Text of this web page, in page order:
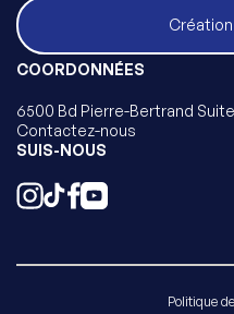
COORDONNÉES
6500 Bd Pierre-Bertrand
Contactez-nous
SUIS-NOUS
Politique